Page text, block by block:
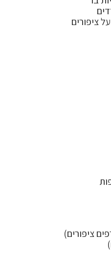
ציפורים
ציפורים)